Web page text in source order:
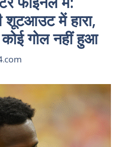
शूटआउट में हारा,
गोल नहीं हुआ